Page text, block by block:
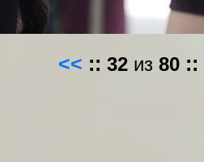
<< :: 32из 80 ::